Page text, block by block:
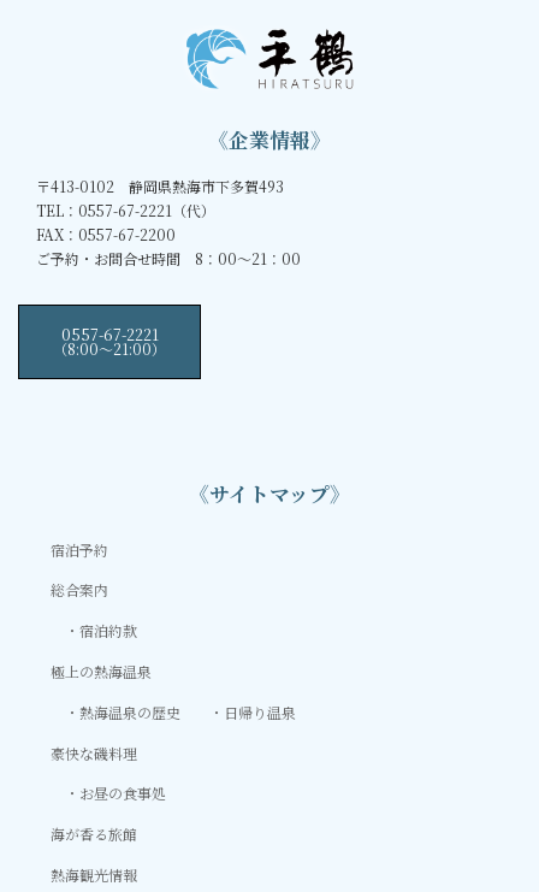
《企業情報》
〒413-0102 静岡県熱海市下多賀493
TEL：0557-67-2221（代）
FAX：0557-67-2200
ご予約・お問合せ時間 8：00～21：00
0557-67-2221
（8:00〜21:00）
《サイトマップ》
宿泊予約
総合案内
宿泊約款
極上の熱海温泉
熱海温泉の歴史
日帰り温泉
豪快な磯料理
お昼の食事処
海が香る旅館
熱海観光情報